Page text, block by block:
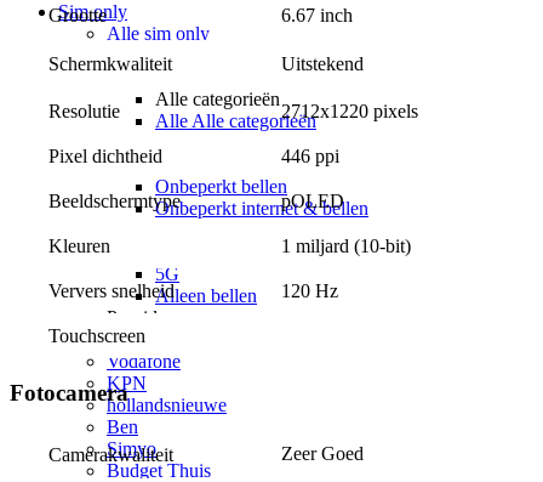
Sim only
Alle sim only
Categorieën
Alle categorieën
Alle categorieën
Alle Alle categorieën
Onbeperkt internet
Onbeperkt bellen
Onbeperkt internet & bellen
5G
Alleen bellen
Providers
Odido
Vodafone
KPN
hollandsnieuwe
Ben
Simyo
Budget Thuis
Grootte 6.67 inch
Schermkwaliteit Uitstekend
Resolutie 2712x1220 pixels
Pixel dichtheid 446 ppi
Beeldschermtype pOLED
Kleuren 1 miljard (10-bit)
Ververs snelheid 120 Hz
Touchscreen
Fotocamera
Camerakwaliteit Zeer Goed